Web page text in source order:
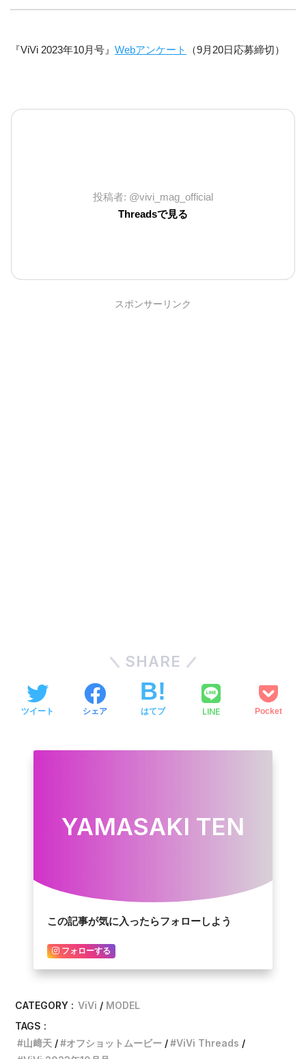
『ViVi 2023年10月号』 Webアンケート （9月20日応募締切）
投稿者: @vivi_mag_official
Threadsで見る
スポンサーリンク
SHARE
ツイート シェア はてブ LINE Pocket
YAMASAKI TEN
この記事が気に入ったらフォローしよう
フォローする
CATEGORY : ViVi
MODEL
TAGS :
山﨑天
オフショットムービー
ViVi Threads